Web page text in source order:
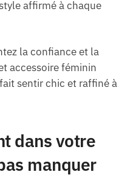
affirmé à chaque
la confiance et la
accessoire féminin
sentir chic et raffiné à
dans votre
manquer